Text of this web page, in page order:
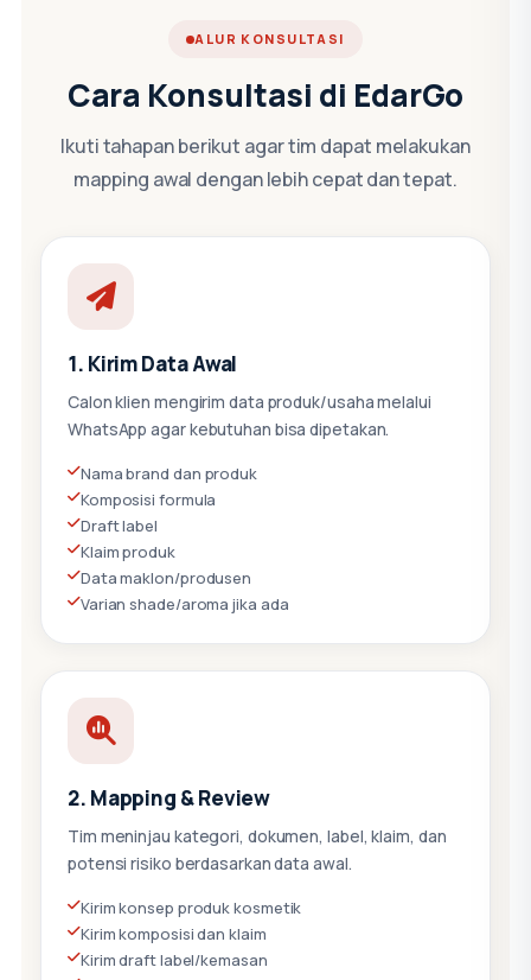
ALUR KONSULTASI
Cara Konsultasi di EdarGo
Ikuti tahapan berikut agar tim dapat melakukan
mapping awal dengan lebih cepat dan tepat.
1. Kirim Data Awal
Calon klien mengirim data produk/usaha melalui
WhatsApp agar kebutuhan bisa dipetakan.
Nama brand dan produk
Komposisi formula
Draft label
Klaim produk
Data maklon/produsen
Varian shade/aroma jika ada
2. Mapping & Review
Tim meninjau kategori, dokumen, label, klaim, dan
potensi risiko berdasarkan data awal.
Kirim konsep produk kosmetik
Kirim komposisi dan klaim
Kirim draft label/kemasan